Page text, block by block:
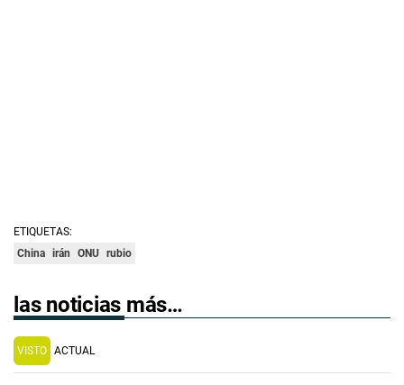
ETIQUETAS:
China irán ONU rubio
las noticias más…
VISTO ACTUAL